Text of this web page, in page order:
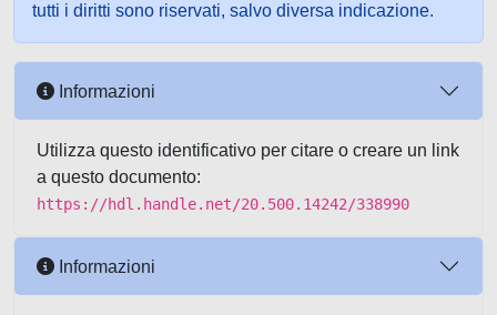
tutti i diritti sono riservati, salvo diversa indicazione.
Informazioni
Utilizza questo identificativo per citare o creare un link
a questo documento:
https://hdl.handle.net/20.500.14242/338990
Informazioni